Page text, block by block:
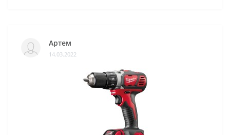
Артем
14.03.2022